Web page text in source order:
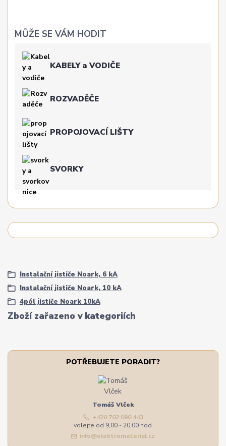
MŮŽE SE VÁM HODIT
KABELY a VODIČE
ROZVADĚČE
PROPOJOVACÍ LIŠTY
SVORKY
Zboží zařazeno v kategoriích
Instalační jističe Noark, 6 kA
Instalační jističe Noark, 10 kA
4pól jističe Noark 10kA
POTŘEBUJETE PORADIT?
Tomáš Vlček
+420 702 090 443
volejte od 9,00 - 20,00 hod
info@elektromaterial.cz